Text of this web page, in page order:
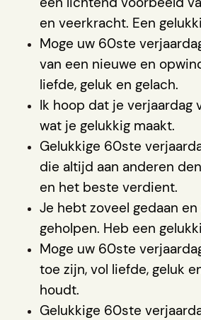
en veerkracht. Een
Moge uw 60ste
van een nieuwe en
liefde, geluk en gelach.
Ik hoop dat je verjaardag
wat je gelukkig maakt.
Gelukkige 60ste
die altijd aan anderen
en het beste verdient.
Je hebt zoveel gedaan
geholpen. Heb een
Moge uw 60ste
toe zijn, vol liefde, geluk
houdt.
Gelukkige 60ste